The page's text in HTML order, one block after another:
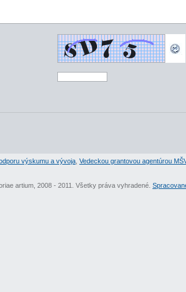
výskumu a vývoja Vedeckou grantovou agentúrou
artium, 2008 - 2011. Všetky práva vyhradené.